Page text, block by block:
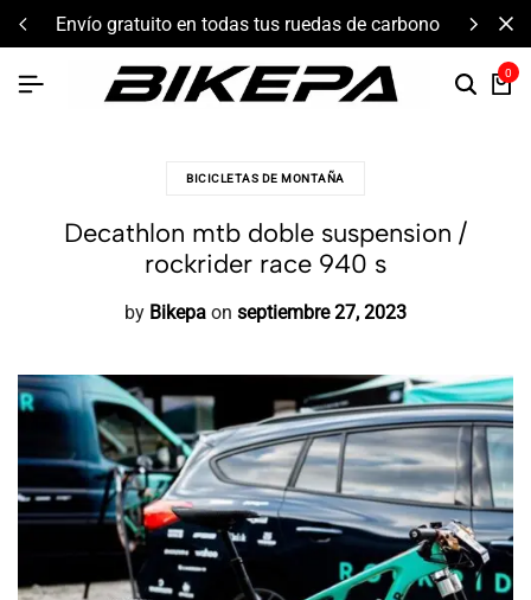
envío gratuito en todas tus ruedas de carbono
0
BICICLETAS DE MONTAÑA
Decathlon mtb doble suspension /
rockrider race 940 s
by Bikepa on septiembre 27, 2023